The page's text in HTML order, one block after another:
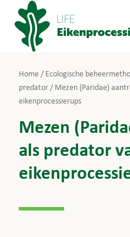
Doorgaan
naar
inhoud
Home / Ecologische
predator / Mezen (Paridae)
eikenprocessierups
Mezen
als predator